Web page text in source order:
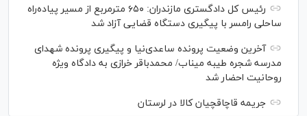
رئیس کل دادگستری مازندران: ۶۵۰ مترمربع از مسیر پیاده‌راه
ساحلی رامسر با پیگیری دستگاه قضایی آزاد شد
آخرین وضعیت پرونده ساعدی‌نیا و پیگیری پرونده شهدای
مدرسه شجره طیبه میناب/ محمدباقر خرازی به دادگاه ویژه
روحانیت احضار شد
جریمه قاچاقچیان کالا در لرستان